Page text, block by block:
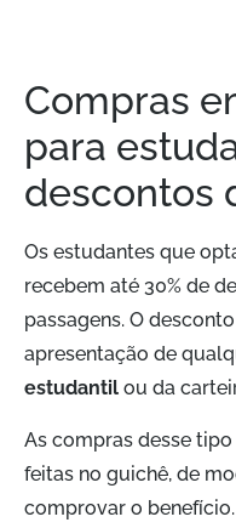
Compras
para
descontos
Os estudantes que
recebem até 30% de
passagens. O
apresentação de
estudantil ou da
As compras desse
feitas no guichê, de
comprovar o benefício.